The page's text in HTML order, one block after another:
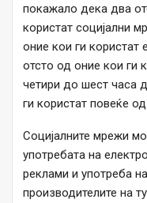
покажало дека два
користат социјални
оние кои ги користат
отсто од оние кои ги
четири до шест часа
ги користат повеќе
Социјалните мрежи
употребата на
реклами и употреба
производителите на